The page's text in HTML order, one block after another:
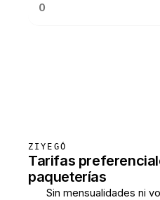
ZIYEGÓ
Tarifas
paqueterías
Sin mensualidades ni